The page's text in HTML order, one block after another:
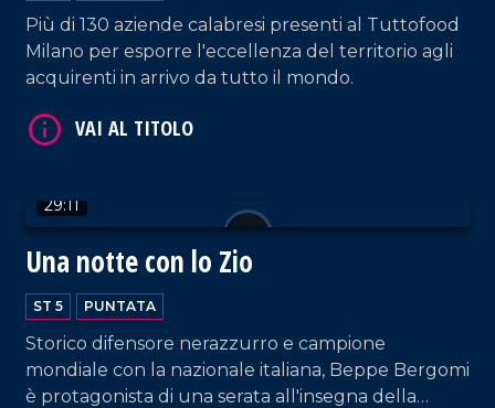
Più di 130 aziende calabresi presenti al Tuttofood
Milano per esporre l'eccellenza del territorio agli
acquirenti in arrivo da tutto il mondo.
29:11
Una notte con lo Zio
ST 5 PUNTATA
Storico difensore nerazzurro e campione
mondiale con la nazionale italiana, Beppe Bergomi
è protagonista di una serata all'insegna della
VAI AL TITOLO
VAI AL TITOLO